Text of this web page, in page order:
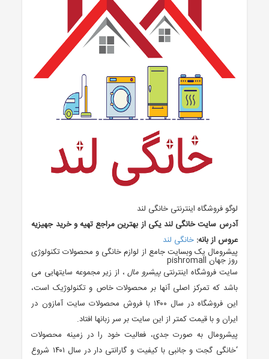
لوگو فروشگاه اینترنتی خانگی لند
آدرس سایت خانگی لند یکی از بهترین مراجع تهیه و خرید جهیزیه
عروس از بانه: خانگی لند
پیشرومال یک وبسایت جامع از لوازم خانگی و محصولات تکنولوژی
روز جهان pishromall
سایت فروشگاه اینترنتیپیشرو مال، از زیر مجموعه سایتهایی می
باشد که تمرکز اصلی آنها بر محصولات خاص و تکنولوژیک است،
این فروشگاه در سال ۱۴۰۰ با فروش محصولات سایت آمازون در
ایران و با قیمت کمتر از این سایت بر سر زبانها افتاد.
پیشرومال به صورت جدی، فعالیت خود را در زمینه محصولات
‘خانگی گجت و جانبی با کیفیت و گارانتی دار در سال ۱۴۰۱ شروع